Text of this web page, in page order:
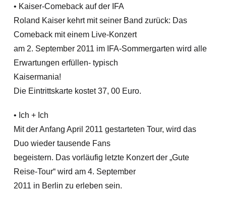
• Kaiser-Comeback auf der IFA
Roland Kaiser kehrt mit seiner Band zurück: Das
Comeback mit einem Live-Konzert
am 2. September 2011 im IFA-Sommergarten wird alle
Erwartungen erfüllen- typisch
Kaisermania!
Die Eintrittskarte kostet 37, 00 Euro.
• Ich + Ich
Mit der Anfang April 2011 gestarteten Tour, wird das
Duo wieder tausende Fans
begeistern. Das vorläufig letzte Konzert der „Gute
Reise-Tour“ wird am 4. September
2011 in Berlin zu erleben sein.